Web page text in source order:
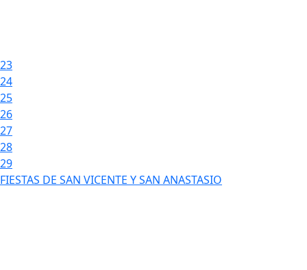
23
24
25
26
27
28
29
FIESTAS DE SAN VICENTE Y SAN ANASTASIO